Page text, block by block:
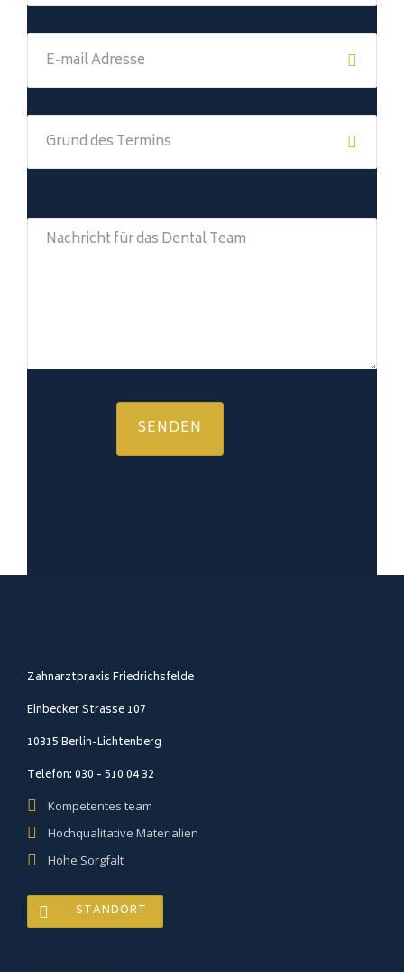
Zahnarztpraxis Friedrichsfelde
Einbecker Strasse 107
10315 Berlin-Lichtenberg
Telefon: 030 - 510 04 32
Kompetentes team
Hochqualitative Materialien
Hohe Sorgfalt
STANDORT